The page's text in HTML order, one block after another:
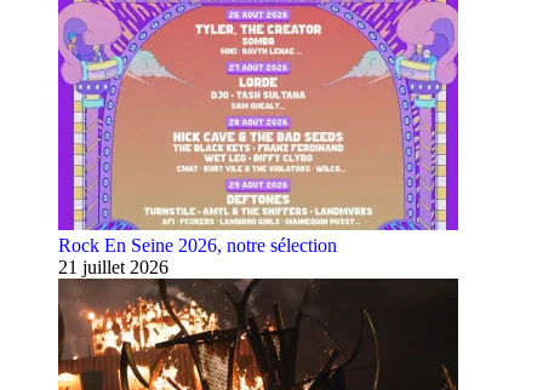
Rock En Seine 2026, notre sélection
21 juillet 2026